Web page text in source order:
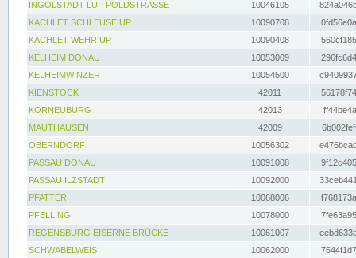
INGOLSTADT LUITPOLDSTRASSE
10046105
KACHLET SCHLEUSE UP
10090708
KACHLET WEHR UP
10090408
KELHEIM DONAU
10053009
KELHEIMWINZER
10054500
KIENSTOCK
42011
KORNEUBURG
42013
MAUTHAUSEN
42009
OBERNDORF
10056302
PASSAU DONAU
10091008
PASSAU ILZSTADT
10092000
PFATTER
10068006
PFELLING
10078000
REGENSBURG EISERNE BRÜCKE
10061007
SCHWABELWEIS
10062000